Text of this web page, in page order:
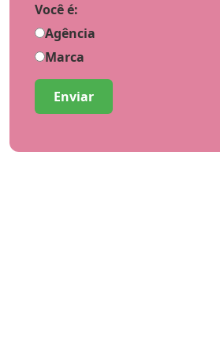
Você é:
Agência
Marca